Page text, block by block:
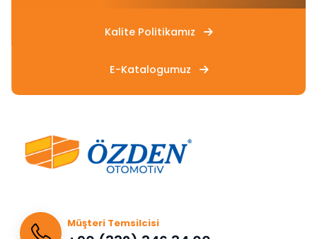
Kalite Politikamız
E-Katalogumuz
Müşteri Temsilcisi